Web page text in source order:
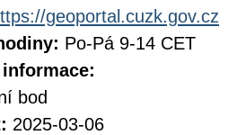
geoportal.cuzk.gov.cz
Po-Pá 9-14 CET
bod
2025-03-06